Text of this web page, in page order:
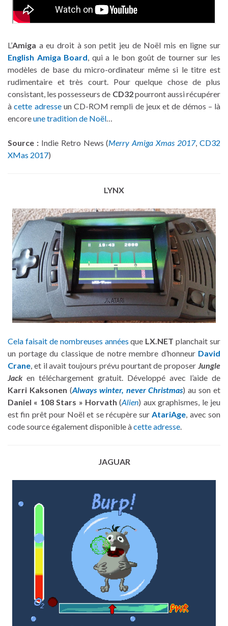
L’Amiga a eu droit à son petit jeu de Noël mis en ligne sur
English Amiga Board, qui a le bon goût de tourner sur les
modèles de base du micro-ordinateur même si le titre est
rudimentaire et très court. Pour quelque chose de plus
consistant, les possesseurs de CD32pourront aussi récupérer
àcette adresseun CD-ROM rempli de jeux et de démos – là
encoreune tradition de Noël…
Source :Indie Retro News (Merry Amiga Xmas 2017,CD32
XMas 2017)
LYNX
Cela faisait de nombreuses années que LX.NET planchait sur
un portage du classique de notre membre d’honneur David
Crane, et il avait toujours prévu pourtant de proposer Jungle
Jack en téléchargement gratuit. Développé avec l’aide de
Karri Kaksonen (Always winter, never Christmas) au son et
Daniel « 108 Stars » Horvath (Alien) aux graphismes, le jeu
est fin prêt pour Noël et se récupère surAtariAge, avec son
code source également disponible àcette adresse.
JAGUAR